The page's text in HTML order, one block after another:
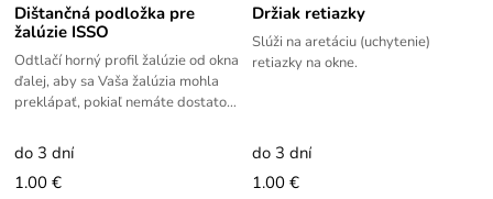
Dištančná podložka pre
žalúzie ISSO
Odtlačí horný profil žalúzie od okna
ďalej, aby sa Vaša žalúzia mohla
preklápať, pokiaľ nemáte dostatok
do 3 dní
1.00 €
Držiak retiazky
Slúži na aretáciu (uchytenie)
retiazky na okne.
do 3 dní
1.00 €